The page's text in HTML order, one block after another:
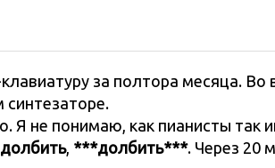
за полтора месяца. Во
синтезаторе.
Я не понимаю, как пианисты так
долбить, ***долбить***. Через 20